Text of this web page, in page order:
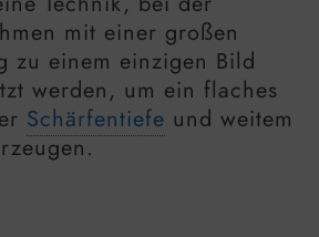
mit einer großen
zu einem einzigen Bild
werden, um ein flaches
Schärfentiefe und weitem